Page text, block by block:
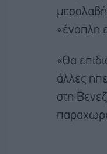
«ένοπλη
«Θα
άλλες
στη